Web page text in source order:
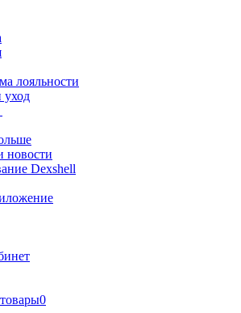
лояльности
уход
новости
Dexshell
0